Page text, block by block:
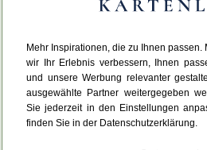
Mehr Inspirationen, die zu Ihnen passen.
wir Ihr Erlebnis verbessern, Ihnen
und unsere Werbung relevanter
ausgewählte Partner weitergegeben
Sie jederzeit in den Einstellungen
finden Sie in der Datenschutzerklärung.